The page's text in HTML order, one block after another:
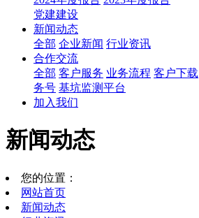
党建建设
新闻动态
全部 企业新闻 行业资讯
合作交流
全部 客户服务 业务流程 客户下载
务号 基坑监测平台
加入我们
新闻动态
您的位置：
网站首页
新闻动态